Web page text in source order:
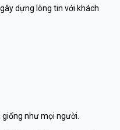
dựng lòng tin với khách
như mọi người.